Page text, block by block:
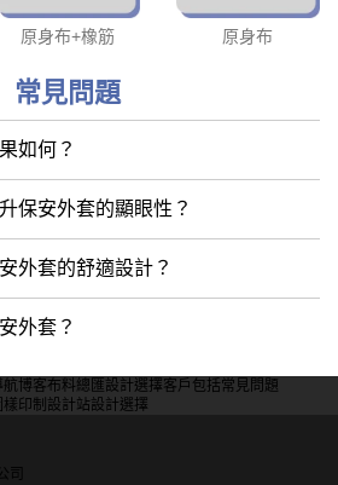
原身布+橡筋 原身布
常見問題
如何？
保安外套的顯眼性？
外套的舒適設計？
外套？
航博客布料總匯設計選擇客戶包括常見問題
樣印制 設計站設計選擇
司